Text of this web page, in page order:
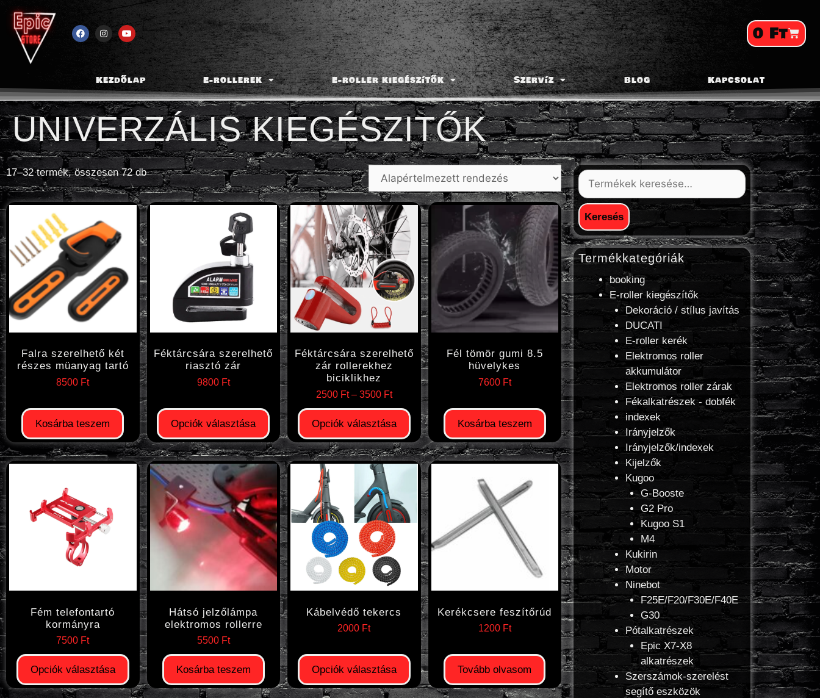
0 Ft
Kezdőlap E-rollerek E-roller kiegészítők Szervíz Blog Kapcsolat
UNIVERZÁLIS KIEGÉSZITŐK
17–32 termék, összesen 72 db
Falra szerelhető két
részes müanyag tartó
8500 Ft
Kosárba teszem
Féktárcsára szerelhető
riasztó zár
9800 Ft
Opciók választása
Féktárcsára szerelhető
zár rollerekhez
biciklikhez
2500 Ft – 3500 Ft
Opciók választása
Fél tömör gumi 8.5
hüvelykes
7600 Ft
Kosárba teszem
Fém telefontartó
kormányra
7500 Ft
Opciók választása
Hátsó jelzőlámpa
elektromos rollerre
5500 Ft
Kosárba teszem
Kábelvédő tekercs
2000 Ft
Opciók választása
Kerékcsere feszítőrúd
1200 Ft
Tovább olvasom
Keresés
Termékkategóriák
booking
E-roller kiegészítők
Dekoráció / stílus javítás
DUCATI
E-roller kerék
Elektromos roller
akkumulátor
Elektromos roller zárak
Fékalkatrészek - dobfék
indexek
Irányjelzők
Irányjelzők/indexek
Kijelzők
Kugoo
G-Booste
G2 Pro
Kugoo S1
M4
Kukirin
Motor
Ninebot
F25E/F20/F30E/F40E
G30
Pótalkatrészek
Epic X7-X8
alkatrészek
Szerszámok-szerelést
segítő eszközök